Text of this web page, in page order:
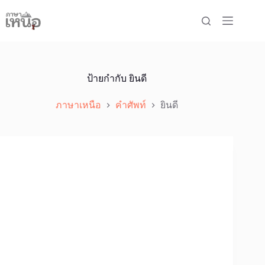
to
content
ป้ายกำกับ ยินดี
ภาษาเหนือ คำศัพท์ ยินดี